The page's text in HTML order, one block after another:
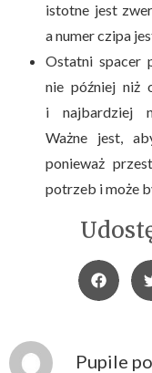
istotne jest
a numer czipa
Ostatni spacer
nie później niż
i najbardziej
Ważne jest,
ponieważ
potrzeb i może
Pupile